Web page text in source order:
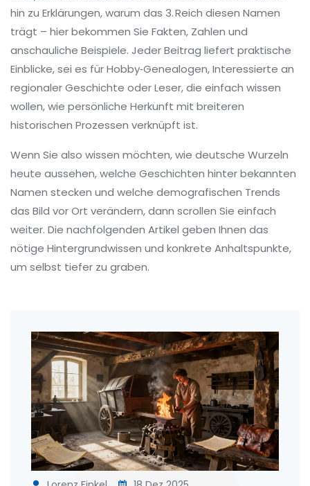
hin zu Erklärungen, warum das 3. Reich diesen Namen
trägt – hier bekommen Sie Fakten, Zahlen und
anschauliche Beispiele. Jeder Beitrag liefert praktische
Einblicke, sei es für Hobby‑Genealogen, Interessierte an
regionaler Geschichte oder Leser, die einfach wissen
wollen, wie persönliche Herkunft mit breiteren
historischen Prozessen verknüpft ist.
Wenn Sie also wissen möchten, wie deutsche Wurzeln
heute aussehen, welche Geschichten hinter bekannten
Namen stecken und welche demografischen Trends
das Bild vor Ort verändern, dann scrollen Sie einfach
weiter. Die nachfolgenden Artikel geben Ihnen das
nötige Hintergrundwissen und konkrete Anhaltspunkte,
um selbst tiefer zu graben.